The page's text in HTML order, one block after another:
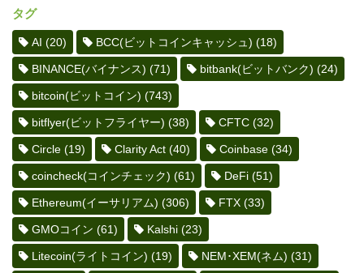
タグ
AI (20) BCC(ビットコインキャッシュ) (18)
BINANCE(バイナンス) (71) bitbank(ビットバンク) (24)
bitcoin(ビットコイン) (743)
bitflyer(ビットフライヤー) (38) CFTC (32)
Circle (19) Clarity Act (40) Coinbase (34)
coincheck(コインチェック) (61) DeFi (51)
Ethereum(イーサリアム) (306) FTX (33)
GMOコイン (61) Kalshi (23)
Litecoin(ライトコイン) (19) NEM･XEM(ネム) (31)